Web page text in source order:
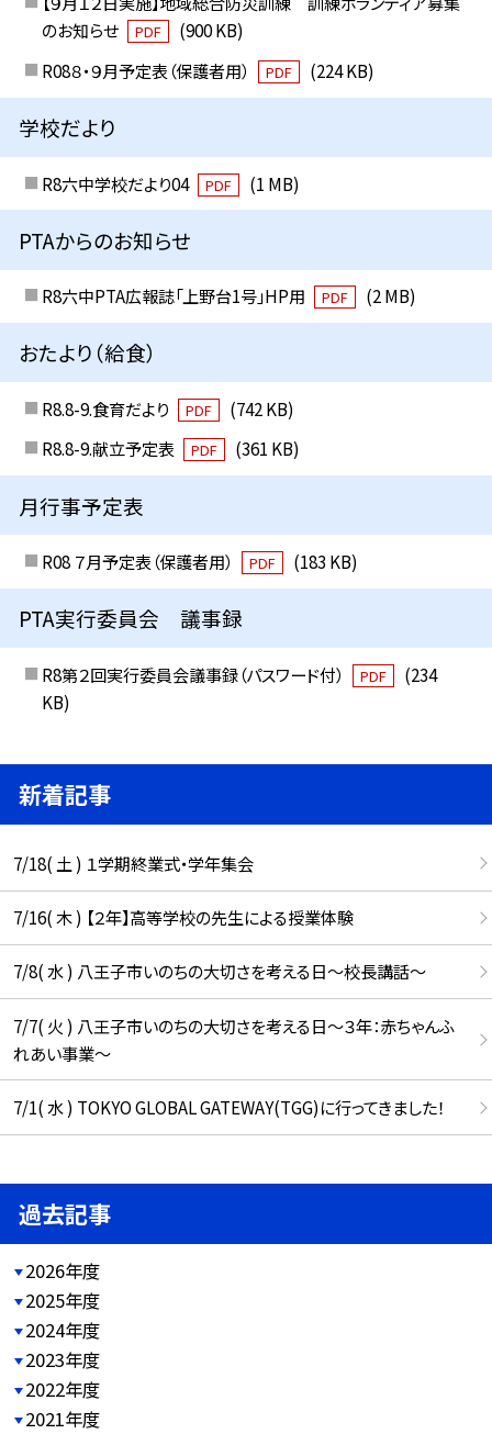
のお知らせ
PDF
(900 KB)
R08８・９月予定表（保護者用）
PDF (224 KB)
学校だより
R8六中学校だより04 PDF (1 MB)
PTAからのお知らせ
R8六中PTA広報誌「上野台1号」HP用 PDF (2 MB)
おたより（給食）
R8.8-9.食育だより PDF
(742 KB)
R8.8-9.献立予定表
PDF (361 KB)
月行事予定表
R08 ７月予定表（保護者用） PDF (183 KB)
PTA実行委員会 議事録
R8第２回実行委員会議事録（パスワード付） PDF
(234
KB)
新着記事
7/18( 土 ) １学期終業式・学年集会
7/16( 木 ) 【２年】高等学校の先生による授業体験
7/8( 水 ) 八王子市いのちの大切さを考える日～校長講話～
7/7( 火 ) 八王子市いのちの大切さを考える日～３年：赤ちゃんふ
れあい事業～
7/1( 水 ) TOKYO GLOBAL GATEWAY(TGG)に行ってきました！
過去記事
2026年度
2025年度
2024年度
2023年度
2022年度
2021年度